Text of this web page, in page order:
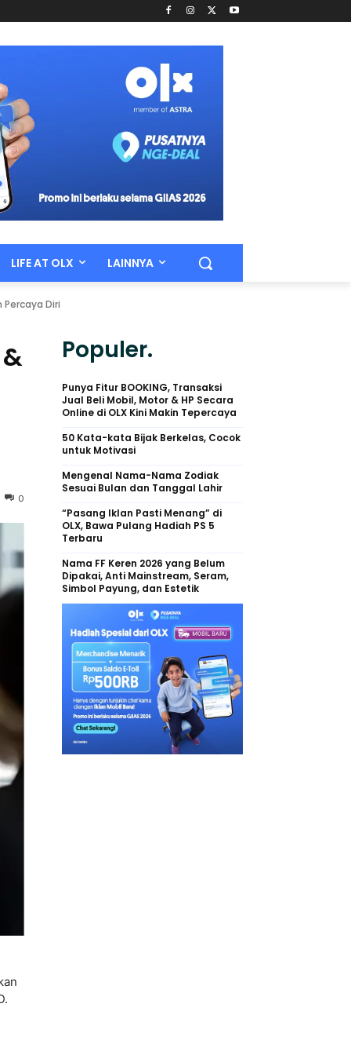
LIFE AT OLX LAINNYA
Diri
0
Populer.
Punya Fitur BOOKING, Transaksi
Jual Beli Mobil, Motor & HP Secara
Online di OLX Kini Makin Tepercaya
50 Kata-kata Bijak Berkelas, Cocok
untuk Motivasi
Mengenal Nama-Nama Zodiak
Sesuai Bulan dan Tanggal Lahir
“Pasang Iklan Pasti Menang” di
OLX, Bawa Pulang Hadiah PS 5
Terbaru
Nama FF Keren 2026 yang Belum
Dipakai, Anti Mainstream, Seram,
Simbol Payung, dan Estetik